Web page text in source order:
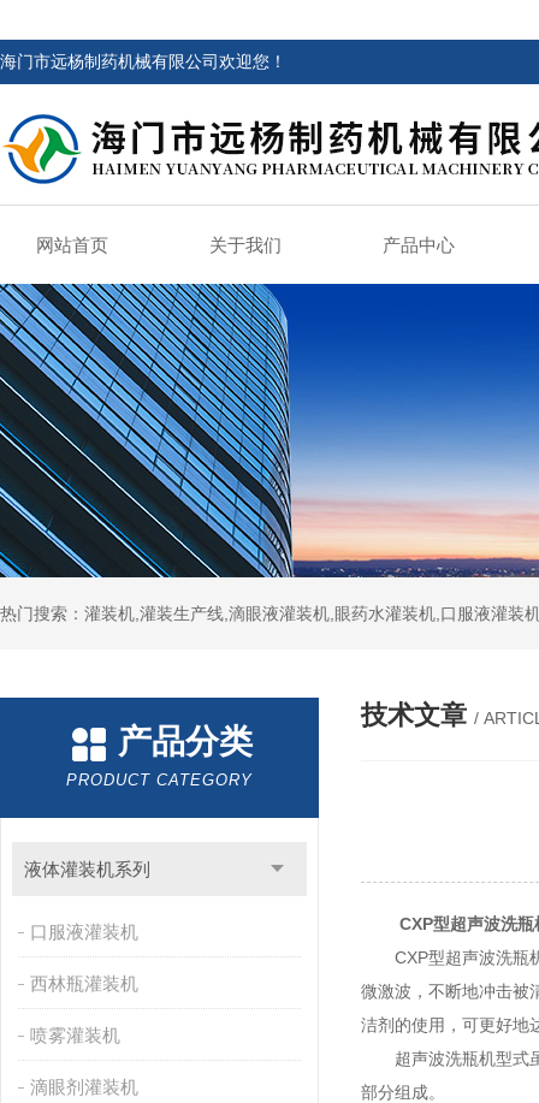
海门市远杨制药机械有限公司欢迎您！
网站首页 关于我们 产品中心
热门搜索：灌装机,灌装生产线,滴眼液灌装机,眼药水灌装机,口服液灌装
产品分类
PRODUCT CATEGORY
液体灌装机系列
口服液灌装机
西林瓶灌装机
喷雾灌装机
滴眼剂灌装机
技术文章 /
CXP型超声波洗瓶
CXP型超声波洗瓶机
微激波，不断地冲击被
洁剂的使用，可更好地
超声波洗瓶机型式虽
部分组成。